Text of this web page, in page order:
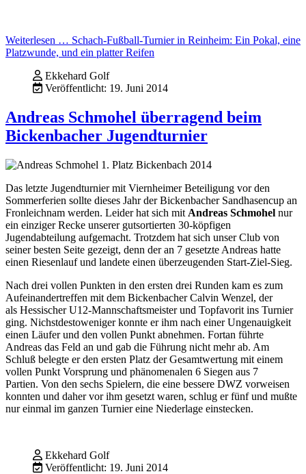
Weiterlesen … Schach-Fußball-Turnier in Reinheim: Ein Pokal, eine
Platzwunde, und ein platter Reifen
Ekkehard Golf
Veröffentlicht: 19. Juni 2014
Andreas Schmohel überragend beim
Bickenbacher Jugendturnier
Das letzte Jugendturnier mit Viernheimer Beteiligung vor den
Sommerferien sollte dieses Jahr der Bickenbacher Sandhasencup an
Fronleichnam werden. Leider hat sich mit Andreas Schmohel nur
ein einziger Recke unserer gutsortierten 30-köpfigen
Jugendabteilung aufgemacht. Trotzdem hat sich unser Club von
seiner besten Seite gezeigt, denn der an 7 gesetzte Andreas hatte
einen Riesenlauf und landete einen überzeugenden Start-Ziel-Sieg.
Nach drei vollen Punkten in den ersten drei Runden kam es zum
Aufeinandertreffen mit dem Bickenbacher Calvin Wenzel, der
als Hessischer U12-Mannschaftsmeister und Topfavorit ins Turnier
ging. Nichstdestoweniger konnte er ihm nach einer Ungenauigkeit
einen Läufer und den vollen Punkt abnehmen. Fortan führte
Andreas das Feld an und gab die Führung nicht mehr ab. Am
Schluß belegte er den ersten Platz der Gesamtwertung mit einem
vollen Punkt Vorsprung und phänomenalen 6 Siegen aus 7
Partien. Von den sechs Spielern, die eine bessere DWZ vorweisen
konnten und daher vor ihm gesetzt waren, schlug er fünf und mußte
nur einmal im ganzen Turnier eine Niederlage einstecken.
Ekkehard Golf
Veröffentlicht: 19. Juni 2014